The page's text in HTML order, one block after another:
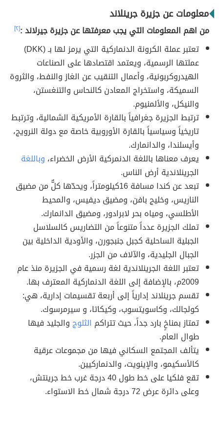
معلومات عن جزيرة جرينلاند
من اهم المعلومات التي يجب معرفتها عن جزيرة جيرلاند :[٢]
تعتبر عملة الكرونة الدنماركية التي يرمز لها بـ (DKK)
عملتها الرسمية، ويعتمد اقتصادها على الصناعات
الهيدروكربونية، وأعمال التنقيب عن الغاز والنفط، والثروة
السميكة، واستخراج المعادن كالنحاس والتنغستن،
والنيكل، والألمنيوم.
ترتبط الجزيرة جغرافياً بالقارة الأمريكية الشمالية، وترتبط
تاريخياً وسياسياً بالقارة الأوروبية خاصة مع دولة النرويج،
وأيسلندا، والدانمارك.
يعرف معناها باللغة الدنمركية الأرض الخضراء، وباللغة
الجرينلاندية أرض الناس.
تبعد عن كندا مسافة 16كيلومتراً، ويحدّها كلٌّ من مضيق
الناريس، وخليج بافن، ومضيق ديفيس، والمحيط
الأطلسي، ومياه بحر لابرادور، ومضيق الدانمارك.
تملك الجزيرة عدداً متنوعاً من التضاريس كالسلاسل
الجبلية الساحلية كجبل جنبجورن، والأودية الداخلية بين
الجبال الجليدية، والآلاف من الجزر.
تعتبر اللغة الجرينلاندية لغة رسمية في الجزيرة منذ عام
2009م، بالإضافة إلى اللغة الدنماركية المعترف بها.
تقسم جرينلاند إدارياً إلى أربعة تقسيمات إدارية، هي:
كولجالك، وكاسويتسوب، وكيكاتا، و سيرمرسوك.
تمتاز بمناخٍ بارد جداً، حيث تتراكم الثلوجوالجليد فيها
طوال العام.
يتألف المجتمع السكاني فيها من مجموعات عرقية
كالأسكيمو، والإينويت، والدنماركيين.
تقع فلكيا على خط طول 40 درجة غرب خط جرينتش،
وعلى دائرة عرض 72 درجة شمال خط الاستواء.